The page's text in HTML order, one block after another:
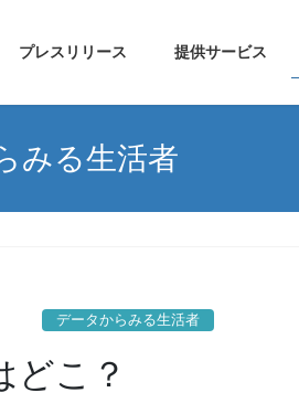
プレスリリース 提供サービス
みる生活者
データからみる生活者
どこ？